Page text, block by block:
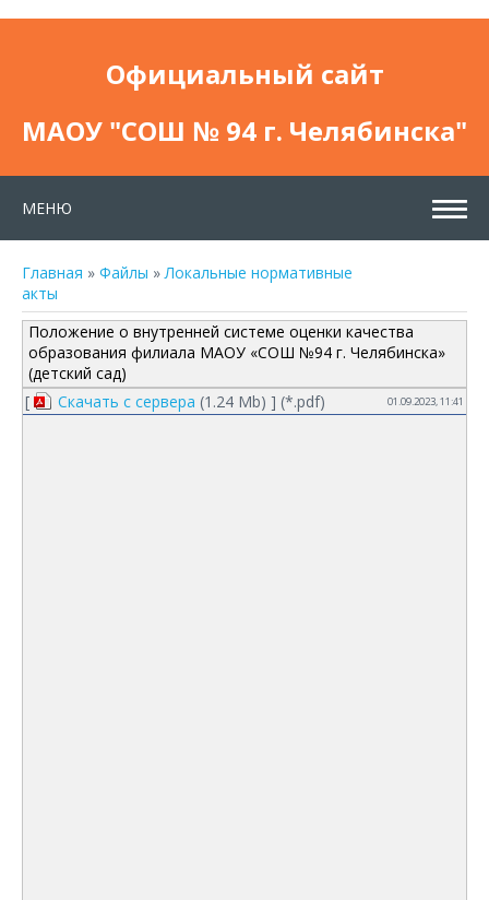
Официальный сайт
МАОУ "СОШ № 94 г. Челябинска"
МЕНЮ
Главная » Файлы »Локальные нормативные
акты
Положение о внутренней системе оценки качества
образования филиала МАОУ «СОШ №94 г. Челябинска»
(детский сад)
[
Скачать с сервера (1.24 Mb) ] (*.pdf) 01.09.2023, 11:41